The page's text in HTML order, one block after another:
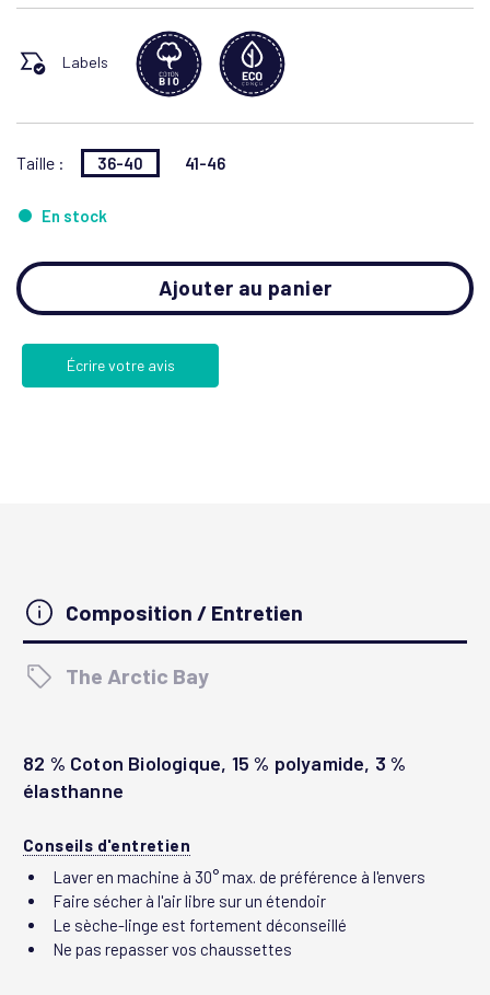
Labels
Taille : 36-40 41-46
En stock
Ajouter au panier
Écrire votre avis
Composition / Entretien
The Arctic Bay
82 % Coton Biologique, 15 % polyamide, 3 %
élasthanne
Conseils d'entretien
Laver en machine à 30° max. de préférence à l'envers
Faire sécher à l'air libre sur un étendoir
Le sèche-linge est fortement déconseillé
Ne pas repasser vos chaussettes